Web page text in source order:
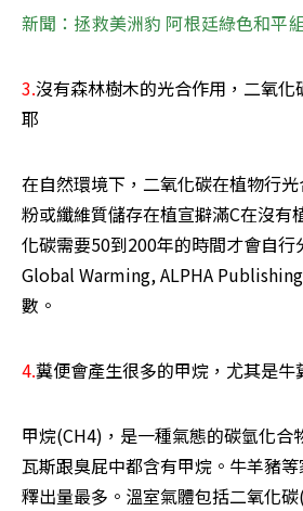
新聞：拯救美洲豹 阿根廷綠色和平
3.沒有森林樹木的光合作用，二氧化
耶
在自然環境下，二氧化碳在植物行
粉或纖維質儲存在植宣擗滿C在沒有
化碳需要50到200年的時間才會自行
Global Warming, ALPHA
數。
4.糞便會產生很多的甲烷，尤其是牛
甲烷(CH4)，是一種氣態的碳氫化合
瓦斯跟臭屁中都含有甲烷。牛羊豬
釋出量最多。溫室氣體包括二氧化碳